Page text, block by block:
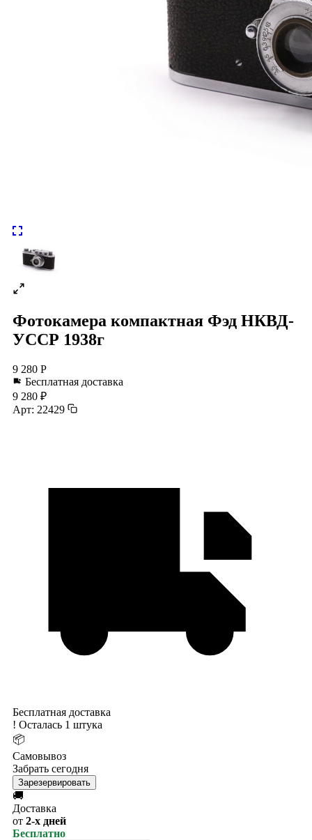
Фотокамера компактная Фэд НКВД-
УССР 1938г
9 280 Р
Бесплатная доставка
9 280 ₽
Арт: 22429
Бесплатная доставка
! Осталась 1 штука
📦
Самовывоз
Забрать сегодня
Зарезервировать
🚚
Доставка
от 2-х дней
Бесплатно